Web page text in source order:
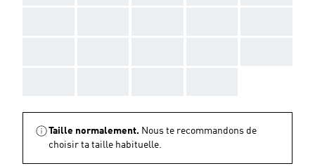
Taille normalement. Nous te recommandons de
choisir ta taille habituelle.